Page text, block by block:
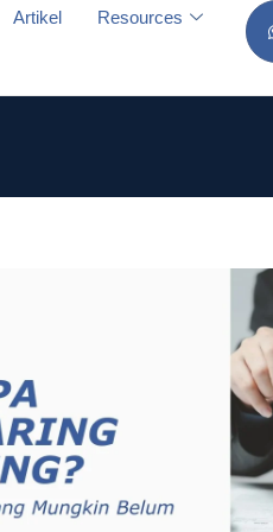
Artikel Resources